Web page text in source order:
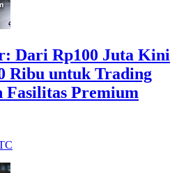
Dari Rp100 Juta Kini
Ribu untuk Trading
Fasilitas Premium